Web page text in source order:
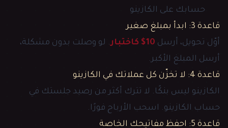
حسابك على الكازينو
قاعدة 3: ابدأ بمبلغ صغير
أوّل تحويل، أرسل 10$ كاختبار
. لو وصلت بدون مشكلة،
أرسل المبلغ الأكبر.
قاعدة 4: لا تخزّن كل عملاتك في الكازينو
الكازينو ليس بنكًا. لا تترك أكثر من رصيد جلستك في
حساب الكازينو. اسحب الأرباح فورًا.
قاعدة 5: احفظ مفاتيحك الخاصة